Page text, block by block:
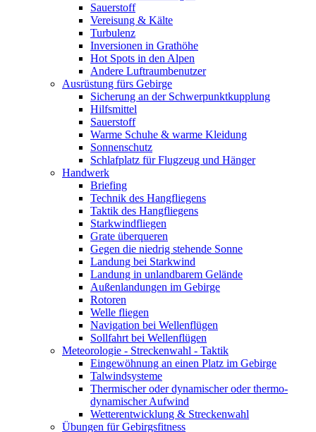
Sauerstoff
Vereisung & Kälte
Turbulenz
Inversionen in Grathöhe
Hot Spots in den Alpen
Andere Luftraumbenutzer
Ausrüstung fürs Gebirge
Sicherung an der Schwerpunktkupplung
Hilfsmittel
Sauerstoff
Warme Schuhe & warme Kleidung
Sonnenschutz
Schlafplatz für Flugzeug und Hänger
Handwerk
Briefing
Technik des Hangfliegens
Taktik des Hangfliegens
Starkwindfliegen
Grate überqueren
Gegen die niedrig stehende Sonne
Landung bei Starkwind
Landung in unlandbarem Gelände
Außenlandungen im Gebirge
Rotoren
Welle fliegen
Navigation bei Wellenflügen
Sollfahrt bei Wellenflügen
Meteorologie - Streckenwahl - Taktik
Eingewöhnung an einen Platz im Gebirge
Talwindsysteme
Thermischer oder dynamischer oder thermo-
dynamischer Aufwind
Wetterentwicklung & Streckenwahl
Übungen für Gebirgsfitness